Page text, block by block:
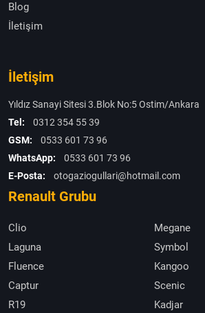
Blog
İletişim
İletişim
Yıldız Sanayi Sitesi 3.Blok No:5 Ostim/Ankara
Tel:
0312 354 55 39
GSM:
0533 601 73 96
WhatsApp:
0533 601 73 96
E-Posta:
otogaziogullari@hotmail.com
Renault Grubu
Clio
Megane
Laguna
Symbol
Fluence
Kangoo
Captur
Scenic
R19
Kadjar